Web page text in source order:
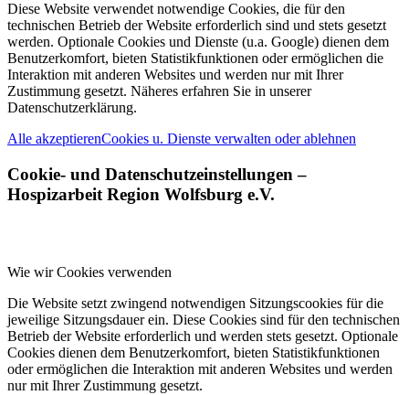
Diese Website verwendet notwendige Cookies, die für den
technischen Betrieb der Website erforderlich sind und stets gesetzt
werden. Optionale Cookies und Dienste (u.a. Google) dienen dem
Benutzerkomfort, bieten Statistikfunktionen oder ermöglichen die
Interaktion mit anderen Websites und werden nur mit Ihrer
Zustimmung gesetzt. Näheres erfahren Sie in unserer
Datenschutzerklärung.
Alle akzeptierenCookies u. Dienste verwalten oder ablehnen
Cookie- und Datenschutzeinstellungen –
Hospizarbeit Region Wolfsburg e.V.
Wie wir Cookies verwenden
Die Website setzt zwingend notwendigen Sitzungscookies für die
jeweilige Sitzungsdauer ein. Diese Cookies sind für den technischen
Betrieb der Website erforderlich und werden stets gesetzt. Optionale
Cookies dienen dem Benutzerkomfort, bieten Statistikfunktionen
oder ermöglichen die Interaktion mit anderen Websites und werden
nur mit Ihrer Zustimmung gesetzt.